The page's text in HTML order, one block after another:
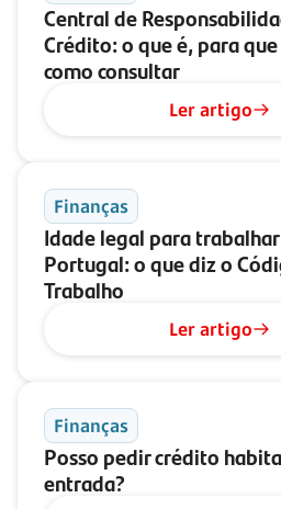
Central de
Crédito: o que é, para
como consultar
Ler artigo
Finanças
Idade legal para
Portugal: o que diz o
Trabalho
Ler artigo
Finanças
Posso pedir crédito
entrada?